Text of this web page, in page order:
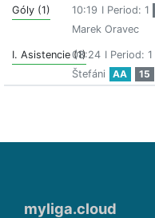
Góly (1) 10:19 I Period: 1
Marek Oravec
I. Asistencie (1)08:24 I Period: 1
Štefáni
AA 15
myliga.cloud